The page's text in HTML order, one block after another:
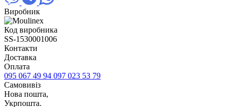
Виробник
Код виробника
SS-1530001006
Контакти
Доставка
Оплата
095 067 49 94 097 023 53 79
Самовивіз
Нова пошта,
Укрпошта.